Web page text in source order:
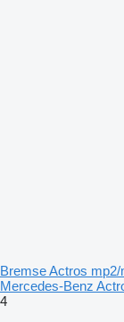
Bremse Actros
Mercedes-Benz
4